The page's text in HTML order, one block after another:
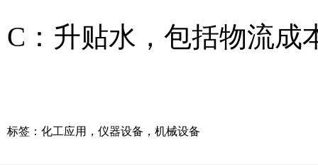
C：升贴水，包括物流成
标签： 化工应用 ， 仪器设备 ， 机械设备